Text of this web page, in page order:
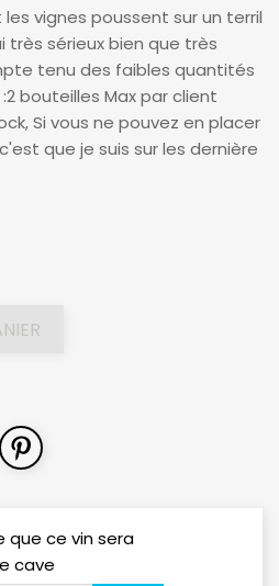
les vignes poussent sur un terril
très sérieux bien que très
tenu des faibles quantités
bouteilles Max par client
Si vous ne pouvez en placer
que je suis sur les dernière
que ce vin sera
cave